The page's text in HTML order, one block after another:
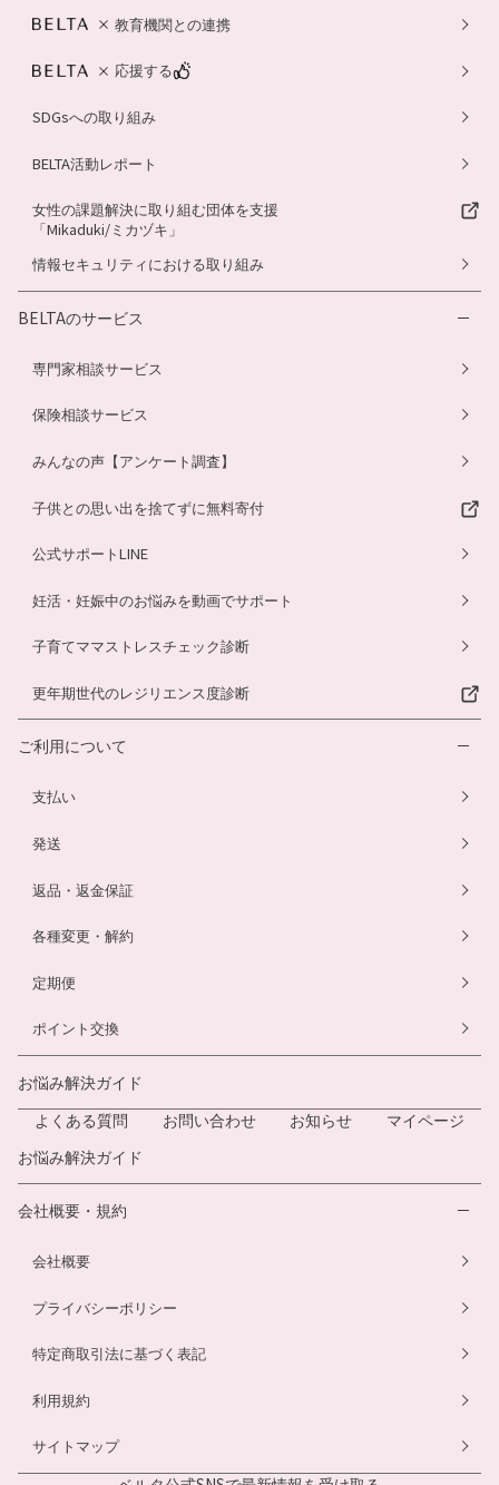
教育機関との連携
応援する
SDGsへの取り組み
BELTA活動レポート
女性の課題解決に取り組む団体を支援
「Mikaduki/ミカヅキ」
情報セキュリティにおける取り組み
BELTAのサービス
専門家相談サービス
保険相談サービス
みんなの声【アンケート調査】
子供との思い出を捨てずに無料寄付
公式サポートLINE
妊活・妊娠中のお悩みを動画でサポート
子育てママストレスチェック診断
更年期世代のレジリエンス度診断
ご利用について
支払い
発送
返品・返金保証
各種変更・解約
定期便
ポイント交換
お悩み解決ガイド
よくある質問
お問い合わせ お知らせ
マイページ
お悩み解決ガイド
会社概要・規約
会社概要
プライバシーポリシー
特定商取引法に基づく表記
利用規約
サイトマップ